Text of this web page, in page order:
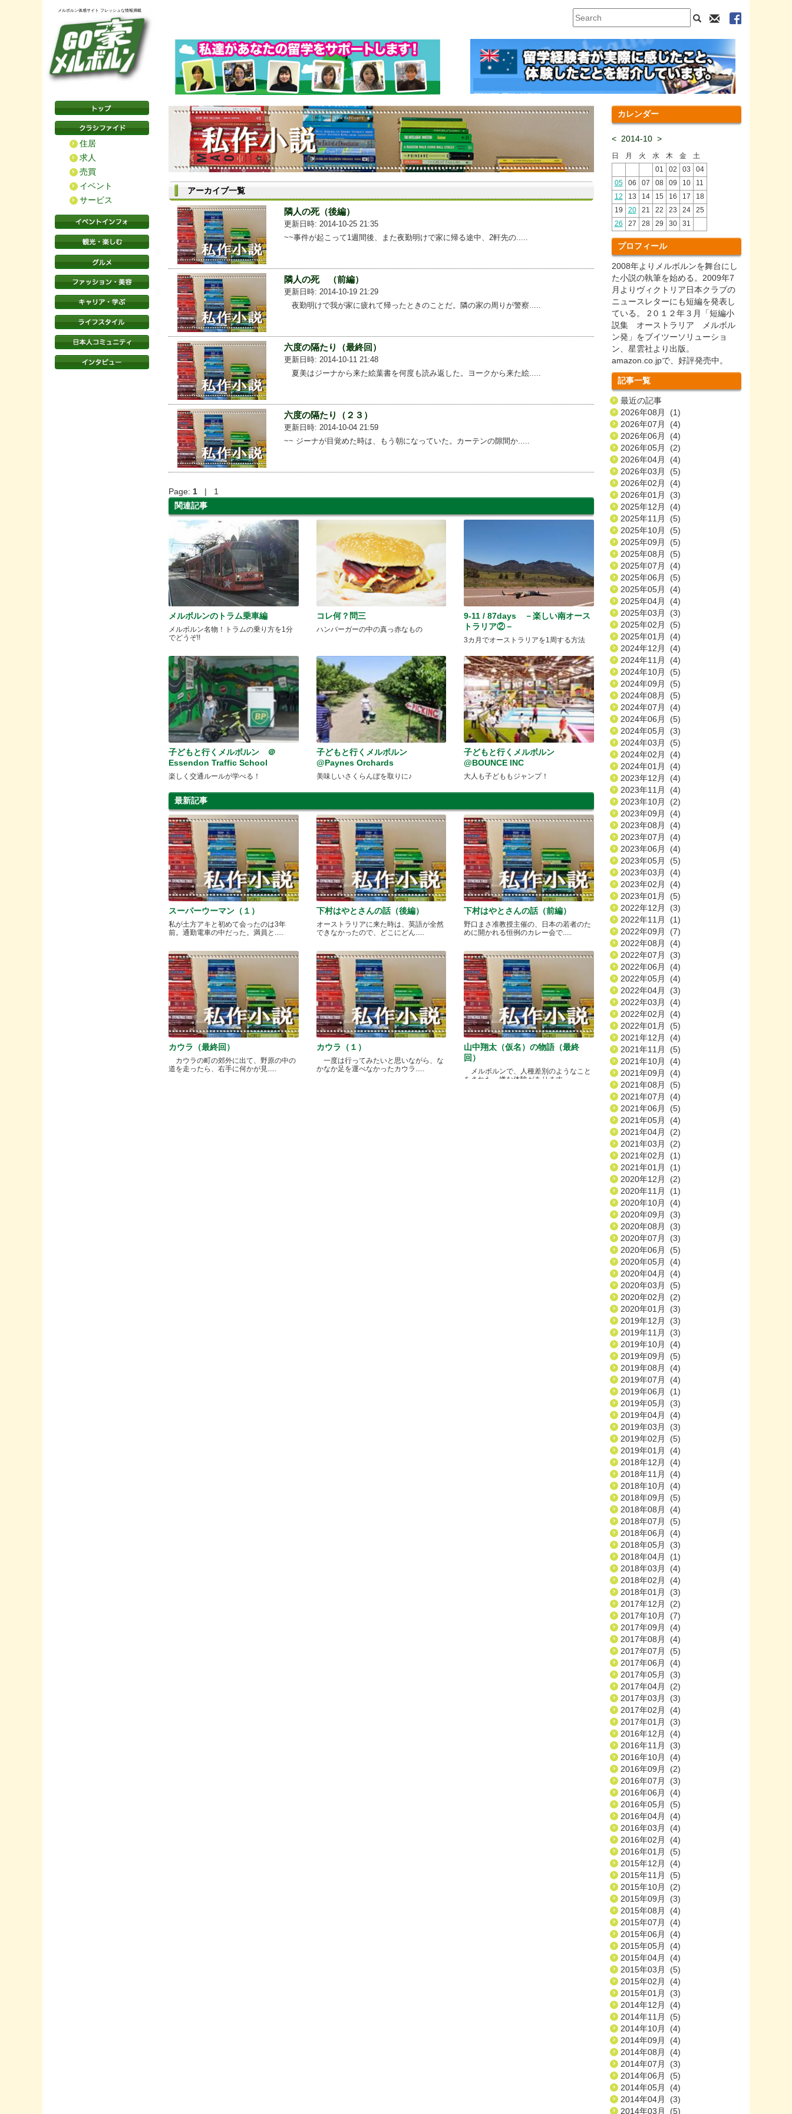
メルボルン体感サイト フレッシュな情報満載
住居
求人
売買
イベント
サービス
アーカイブ一覧
隣人の死（後編）
更新日時: 2014-10-25 21:35
~~事件が起こって1週間後、また夜勤明けで家に帰る途中、2軒先の.....
隣人の死 （前編）
更新日時: 2014-10-19 21:29
夜勤明けで我が家に疲れて帰ったときのことだ。隣の家の周りが警察.....
六度の隔たり（最終回）
更新日時: 2014-10-11 21:48
夏美はジーナから来た絵葉書を何度も読み返した。ヨークから来た絵.....
六度の隔たり（２３）
更新日時: 2014-10-04 21:59
~~ ジーナが目覚めた時は、もう朝になっていた。カーテンの隙間か.....
Page:1 | 1
関連記事
メルボルンのトラム乗車編
メルボルン名物！トラムの乗り方を1分
でどうぞ!!
コレ何？問三
ハンバーガーの中の真っ赤なもの
9-11 / 87days －楽しい南オース
トラリア②－
3カ月でオーストラリアを1周する方法
子どもと行くメルボルン ＠
Essendon Traffic School
楽しく交通ルールが学べる！
子どもと行くメルボルン
@Paynes Orchards
美味しいさくらんぼを取りに♪
子どもと行くメルボルン
@BOUNCE INC
大人も子どももジャンプ！
最新記事
スーパーウーマン（１）
私が土方アキと初めて会ったのは3年
前。通勤電車の中だった。満員と.....
下村はやとさんの話（後編）
オーストラリアに来た時は、英語が全然
できなかったので、どこにどん.....
下村はやとさんの話（前編）
野口まさ准教授主催の、日本の若者のた
めに開かれる恒例のカレー会で.....
カウラ（最終回）
カウラの町の郊外に出て、野原の中の
道を走ったら、右手に何かが見.....
カウラ（１）
一度は行ってみたいと思いながら、な
かなか足を運べなかったカウラ.....
山中翔太（仮名）の物語（最終
回）
メルボルンで、人種差別のようなこと
をされた、嫌な体験があります.....
カレンダー
< 2014-10 >
日 月 火 水 木 金
土
01
02 03
04
05
06 07 08 09 10
11
12
13 14 15 16 17
18
19
20 21 22 23 24
25
26
27 28 29 30 31
プロフィール
2008年よりメルボルンを舞台にし
た小説の執筆を始める。2009年7
月よりヴィクトリア日本クラブの
ニュースレターにも短編を発表し
ている。 2０１２年３月「短編小
説集 オーストラリア メルボル
ン発」をブイツーソリューショ
ン、星雲社より出版。
amazon.co.jpで、好評発売中。
記事一覧
最近の記事
2026年08月 (1)
2026年07月 (4)
2026年06月 (4)
2026年05月 (2)
2026年04月 (4)
2026年03月 (5)
2026年02月 (4)
2026年01月 (3)
2025年12月 (4)
2025年11月 (5)
2025年10月 (5)
2025年09月 (5)
2025年08月 (5)
2025年07月 (4)
2025年06月 (5)
2025年05月 (4)
2025年04月 (4)
2025年03月 (3)
2025年02月 (5)
2025年01月 (4)
2024年12月 (4)
2024年11月 (4)
2024年10月 (5)
2024年09月 (5)
2024年08月 (5)
2024年07月 (4)
2024年06月 (5)
2024年05月 (3)
2024年03月 (5)
2024年02月 (4)
2024年01月 (4)
2023年12月 (4)
2023年11月 (4)
2023年10月 (2)
2023年09月 (4)
2023年08月 (4)
2023年07月 (4)
2023年06月 (4)
2023年05月 (5)
2023年03月 (4)
2023年02月 (4)
2023年01月 (5)
2022年12月 (3)
2022年11月 (1)
2022年09月 (7)
2022年08月 (4)
2022年07月 (3)
2022年06月 (4)
2022年05月 (4)
2022年04月 (3)
2022年03月 (4)
2022年02月 (4)
2022年01月 (5)
2021年12月 (4)
2021年11月 (5)
2021年10月 (4)
2021年09月 (4)
2021年08月 (5)
2021年07月 (4)
2021年06月 (5)
2021年05月 (4)
2021年04月 (2)
2021年03月 (2)
2021年02月 (1)
2021年01月 (1)
2020年12月 (2)
2020年11月 (1)
2020年10月 (4)
2020年09月 (3)
2020年08月 (3)
2020年07月 (3)
2020年06月 (5)
2020年05月 (4)
2020年04月 (4)
2020年03月 (5)
2020年02月 (2)
2020年01月 (3)
2019年12月 (3)
2019年11月 (3)
2019年10月 (4)
2019年09月 (5)
2019年08月 (4)
2019年07月 (4)
2019年06月 (1)
2019年05月 (3)
2019年04月 (4)
2019年03月 (3)
2019年02月 (5)
2019年01月 (4)
2018年12月 (4)
2018年11月 (4)
2018年10月 (4)
2018年09月 (5)
2018年08月 (4)
2018年07月 (5)
2018年06月 (4)
2018年05月 (3)
2018年04月 (1)
2018年03月 (4)
2018年02月 (4)
2018年01月 (3)
2017年12月 (2)
2017年10月 (7)
2017年09月 (4)
2017年08月 (4)
2017年07月 (5)
2017年06月 (4)
2017年05月 (3)
2017年04月 (2)
2017年03月 (3)
2017年02月 (4)
2017年01月 (3)
2016年12月 (4)
2016年11月 (3)
2016年10月 (4)
2016年09月 (2)
2016年07月 (3)
2016年06月 (4)
2016年05月 (5)
2016年04月 (4)
2016年03月 (4)
2016年02月 (4)
2016年01月 (5)
2015年12月 (4)
2015年11月 (5)
2015年10月 (2)
2015年09月 (3)
2015年08月 (4)
2015年07月 (4)
2015年06月 (4)
2015年05月 (4)
2015年04月 (4)
2015年03月 (5)
2015年02月 (4)
2015年01月 (3)
2014年12月 (4)
2014年11月 (5)
2014年10月 (4)
2014年09月 (4)
2014年08月 (4)
2014年07月 (3)
2014年06月 (5)
2014年05月 (4)
2014年04月 (3)
2014年03月 (5)